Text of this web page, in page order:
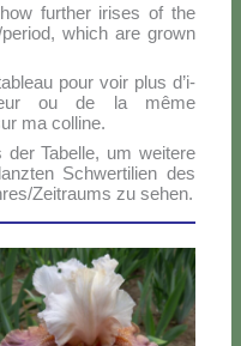
fur­ther iri­ses of the
which are gro­wn
pour voir plus d’i­
ou de la mê­me
ma col­li­ne.
Ta­bel­le, um wei­te­re
Sch­wer­ti­lien des
Zeitraums zu se­hen.